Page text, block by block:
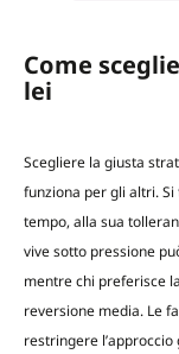
Come
lei
Scegliere la giusta
funziona per gli altri.
tempo, alla sua
vive sotto pressione
mentre chi preferisce
reversione media. Le
restringere l’approccio